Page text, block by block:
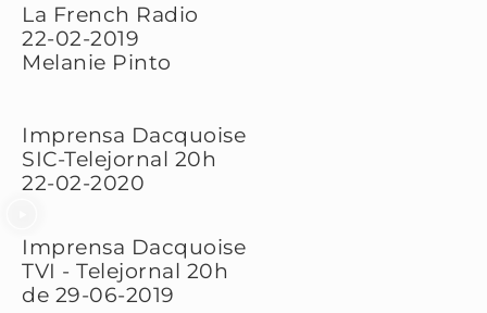
La French Radio
22-02-2019
Melanie Pinto
Imprensa Dacquoise
SIC-Telejornal 20h
22-02-2020
Imprensa Dacquoise
TVI - Telejornal 20h
de 29-06-2019